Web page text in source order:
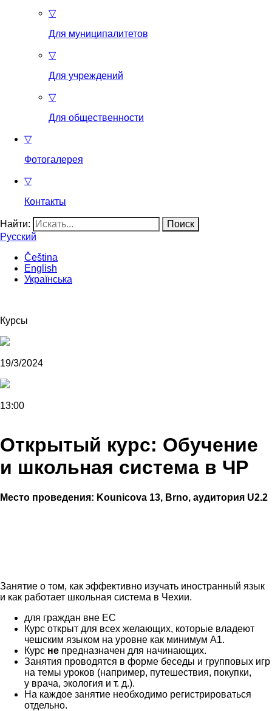
▽
Для муниципалитетов
▽
Для учреждений
▽
Для общественности
▽
Фотогалерея
▽
Контакты
Найти:
Русский
Čeština
English
Українська
Курсы
19/3/2024
13:00
Открытый курс: Обучение
и школьная система в ЧР
Место проведения: Kounicova 13, Brno, аудитория U2.2
Занятие о том, как эффективно изучать иностранный язык
и как работает школьная система в Чехии.
для граждан вне ЕС
Курс открыт для всех желающих, которые владеют
чешским языком на уровне как минимум A1.
Курс не предназначен для начинающих.
Занятия проводятся в форме беседы и групповых игр
на темы уроков (например, путешествия, покупки,
у врача, экология и т. д.).
На каждое занятие необходимо регистрироваться
отдельно.